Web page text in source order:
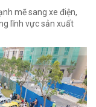
mẽ sang xe điện,
lĩnh vực sản xuất